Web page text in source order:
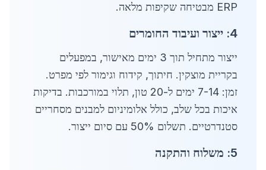
ERP מבטיחה שקיפות מלאה.
4: ייצור ועיבוד החומרים
ייצור מתחיל תוך 3 ימים מאישור, במפעלים
בקריית מוצקין. חיתוך, קידוח וגימור לפי מפרט.
זמן: 7-14 ימים ל-20 טון, תלוי במורכבות. בדיקות
איכות בכל שלב, כולל אלומיניום למבנים מסחריים
סטנדרטיים. תשלום 50% עם סיום ייצור.
5: משלוח והתקנה